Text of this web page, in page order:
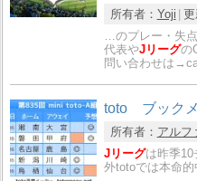
所有者： Yoji 更
…のプレー・失
代表やJリーグの
問い合わせは
toto ブック
所有者： アルフ
Jリーグは昨季10
外totoでは本命